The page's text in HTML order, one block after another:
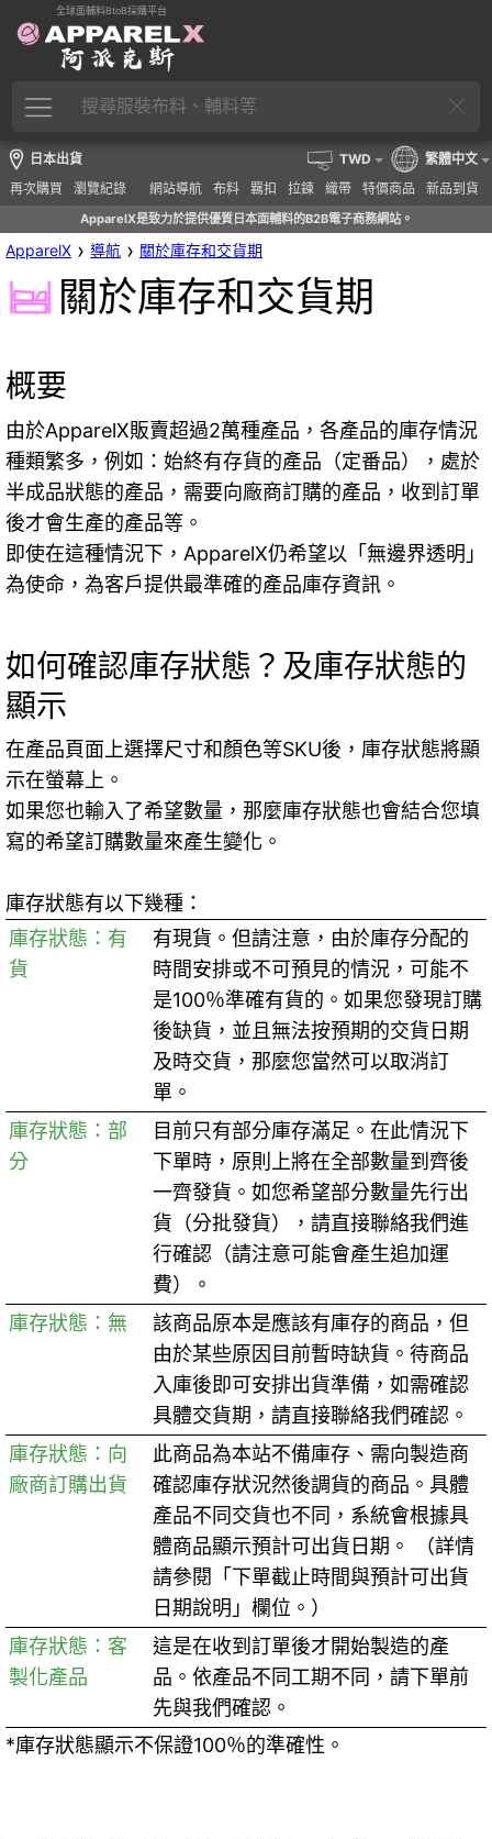
全球面輔料BtoB採購平台
日本出貨
再次購買
瀏覽紀錄 網站導航 布料 羈扣 拉鍊 織帶 特價商品 新品到貨
TWD 繁體中文
ApparelX是致力於提供優質日本面輔料的B2B電子商務網站。
ApparelX › 導航 › 關於庫存和交貨期
關於庫存和交貨期
概要
由於ApparelX販賣超過2萬種產品，各產品的庫存情況
種類繁多，例如：始終有存貨的產品（定番品），處於
半成品狀態的產品，需要向廠商訂購的產品，收到訂單
後才會生產的產品等。
即使在這種情況下，ApparelX仍希望以「無邊界透明」
為使命，為客戶提供最準確的產品庫存資訊。
如何確認庫存狀態？及庫存狀態的
顯示
在產品頁面上選擇尺寸和顏色等SKU後，庫存狀態將顯
示在螢幕上。
如果您也輸入了希望數量，那麼庫存狀態也會結合您填
寫的希望訂購數量來產生變化。
庫存狀態有以下幾種：
庫存狀態：有
貨
有現貨。但請注意，由於庫存分配的
時間安排或不可預見的情況，可能不
是100％準確有貨的。如果您發現訂購
後缺貨，並且無法按預期的交貨日期
及時交貨，那麼您當然可以取消訂
單。
庫存狀態：部
分
目前只有部分庫存滿足。在此情況下
下單時，原則上將在全部數量到齊後
一齊發貨。如您希望部分數量先行出
貨（分批發貨），請直接聯絡我們進
行確認（請注意可能會產生追加運
費）。
庫存狀態：無
該商品原本是應該有庫存的商品，但
由於某些原因目前暫時缺貨。待商品
入庫後即可安排出貨準備，如需確認
具體交貨期，請直接聯絡我們確認。
庫存狀態：向
廠商訂購出貨
此商品為本站不備庫存、需向製造商
確認庫存狀況然後調貨的商品。具體
產品不同交貨也不同，系統會根據具
體商品顯示預計可出貨日期。 （詳情
請參閱「下單截止時間與預計可出貨
日期說明」欄位。）
庫存狀態：客
製化產品
這是在收到訂單後才開始製造的產
品。依產品不同工期不同，請下單前
先與我們確認。
*庫存狀態顯示不保證100％的準確性。